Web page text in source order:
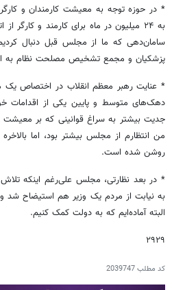
* در حوزه توجه به معیشت کارمندان و
به ۲۴ میلیون در ماه برای کارمند و کارگر
سامان‌دهی که ما از مجلس قبل دنبال
پزشکیان و مجمع تشخیص مصلحت نظام به
* عنایت رهبر معظم انقلاب در اختصاص یک
دهک‌های متوسط و پایین یکی از اقدامات
جدیت بیشتر به سراغ قوانینی که بر معیشت و
من انتظارم از مجلس بیشتر بود، اما
روشن شده است.
* در بعد نظارتی، مجلس علی‌رغم اینکه
به نیابت از مردم یک وزیر هم استیضاح شد
البته آماده‌ایم که به دولت کمک کنیم.
۲۹۲۹
کد مطلب2039747